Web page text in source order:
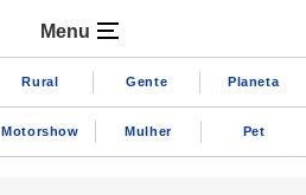
Menu
Rural Gente Planeta
Motorshow Mulher Pet